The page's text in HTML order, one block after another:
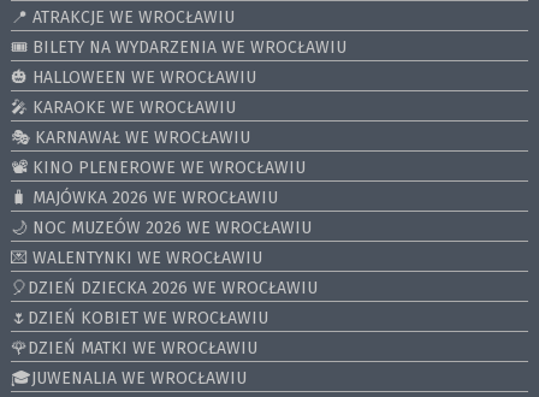
📍 ATRAKCJE WE WROCŁAWIU
🎟️ BILETY NA WYDARZENIA WE WROCŁAWIU
🎃 HALLOWEEN WE WROCŁAWIU
🎤 KARAOKE WE WROCŁAWIU
🎭 KARNAWAŁ WE WROCŁAWIU
📽️ KINO PLENEROWE WE WROCŁAWIU
🧳 MAJÓWKA 2026 WE WROCŁAWIU
🌙 NOC MUZEÓW 2026 WE WROCŁAWIU
💌 WALENTYNKI WE WROCŁAWIU
🎈DZIEŃ DZIECKA 2026 WE WROCŁAWIU
🌷DZIEŃ KOBIET WE WROCŁAWIU
🌹DZIEŃ MATKI WE WROCŁAWIU
🎓JUWENALIA WE WROCŁAWIU